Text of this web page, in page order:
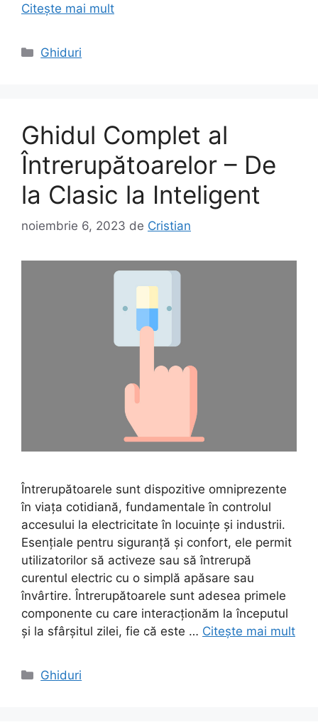
Citește mai mult
Categorii
Ghiduri
Ghidul Complet al
Întrerupătoarelor – De
la Clasic la Inteligent
noiembrie 6, 2023 de Cristian
Întrerupătoarele sunt dispozitive omniprezente
în viața cotidiană, fundamentale în controlul
accesului la electricitate în locuințe și industrii.
Esențiale pentru siguranță și confort, ele permit
utilizatorilor să activeze sau să întrerupă
curentul electric cu o simplă apăsare sau
învârtire. Întrerupătoarele sunt adesea primele
componente cu care interacționăm la începutul
și la sfârșitul zilei, fie că este … Citește mai mult
Categorii
Ghiduri